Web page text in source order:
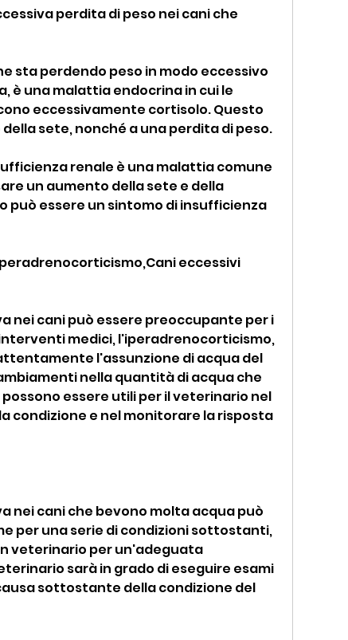
perdita di peso nei cani che
sta perdendo peso in modo eccessivo
è una malattia endocrina in cui le
eccessivamente cortisolo. Questo
sete, nonché a una perdita di peso.
renale è una malattia comune
un aumento della sete e della
può essere un sintomo di insufficienza
eccessivi
nei cani può essere preoccupante per i
medici, l'iperadrenocorticismo,
l'assunzione di acqua del
nella quantità di acqua che
essere utili per il veterinario nel
condizione e nel monitorare la risposta
nei cani che bevono molta acqua può
per una serie di condizioni sottostanti,
veterinario per un'adeguata
sarà in grado di eseguire esami
sottostante della condizione del